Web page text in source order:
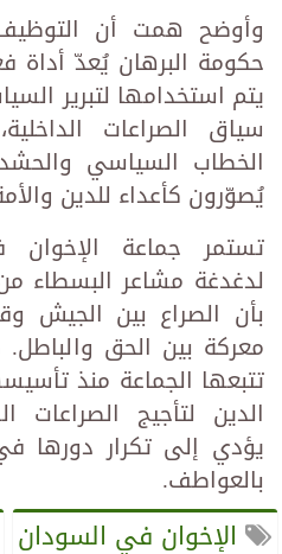
وأوضح همت أن
حكومة البرهان يُعدّ أداة
يتم استخدامها لتبرير
سياق الصراعات
الخطاب السياسي
يُصوّرون كأعداء للدين
تستمر جماعة الإخوان
لدغدغة مشاعر البسطاء
بأن الصراع بين الجيش
معركة بين الحق والباطل.
تتبعها الجماعة منذ
الدين لتأجيج الصراعات
يؤدي إلى تكرار دورها
بالعواطف.
الإخوان في السودان